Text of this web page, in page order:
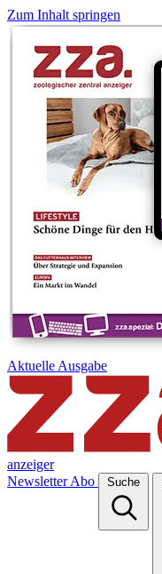
Zum Inhalt springen
Aktuelle Ausgabe
anzeiger
Newsletter Abo Suche